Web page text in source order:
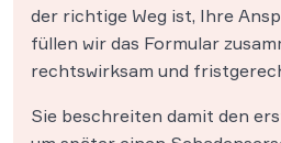
der richtige Weg ist, Ihre
füllen wir das Formular
rechtswirksam und
Sie beschreiten damit den